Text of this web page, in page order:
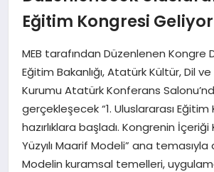
MAGAZIN
SAĞLIK
Eğitim Kongresi Geliyor
MEB tarafından Düzenlenen Kongre
Eğitim Bakanlığı, Atatürk Kültür, Dil
Kurumu Atatürk Konferans
gerçekleşecek “1. Uluslararası Eğitim
hazırlıklara başladı. Kongrenin İçeriği
Yüzyılı Maarif Modeli” ana
Modelin kuramsal temelleri,